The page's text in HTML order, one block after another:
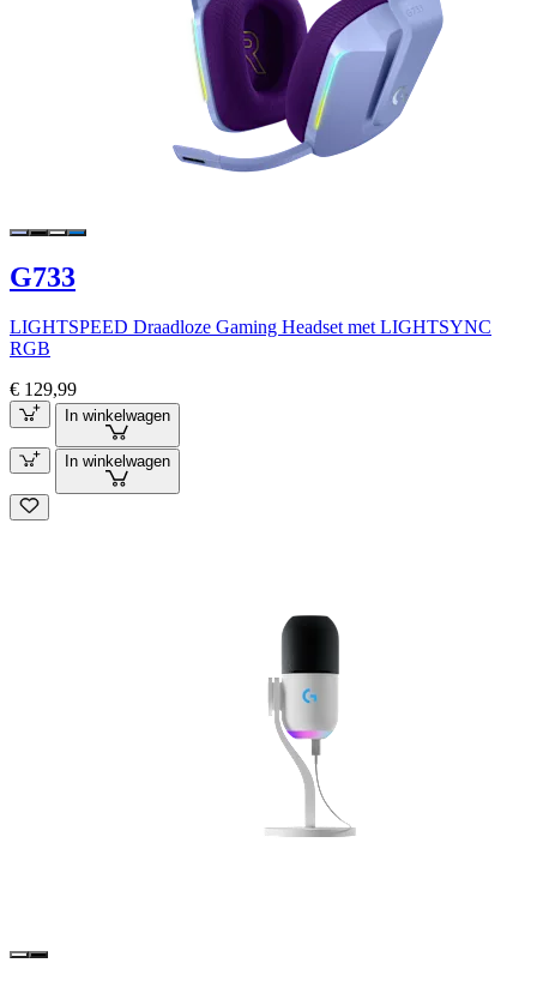
G733
LIGHTSPEED Draadloze Gaming Headset met LIGHTSYNC
RGB
€ 129,99
In winkelwagen
In winkelwagen